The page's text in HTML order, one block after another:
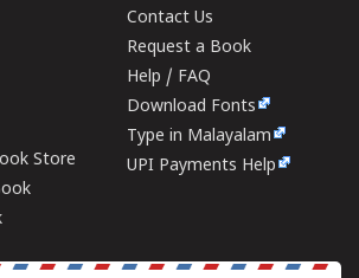
Store
Contact Us
Request a Book
Help / FAQ
Download Fonts
Type in Malayalam
UPI Payments Help